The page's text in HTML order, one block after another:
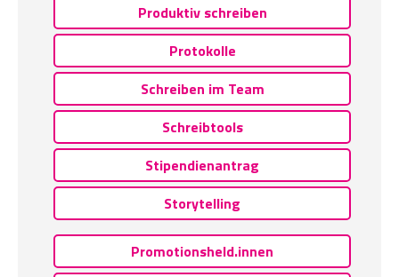
Produktiv schreiben
Protokolle
Schreiben im Team
Schreibtools
Stipendienantrag
Storytelling
Promotionsheld.innen